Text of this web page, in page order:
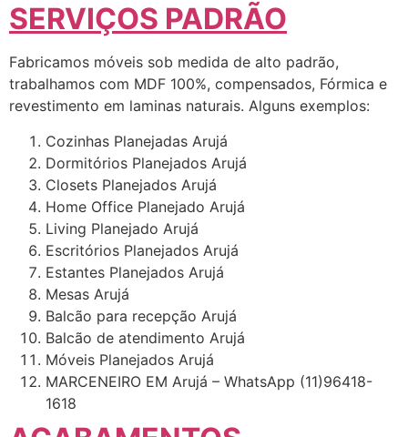
SERVIÇOS PADRÃO
Fabricamos móveis sob medida de alto padrão,
trabalhamos com MDF 100%, compensados, Fórmica e
revestimento em laminas naturais. Alguns exemplos:
Cozinhas Planejadas Arujá
Dormitórios Planejados Arujá
Closets Planejados Arujá
Home Office Planejado Arujá
Living Planejado Arujá
Escritórios Planejados Arujá
Estantes Planejados Arujá
Mesas Arujá
Balcão para recepção Arujá
Balcão de atendimento Arujá
Móveis Planejados Arujá
MARCENEIRO EM Arujá – WhatsApp (11)96418-
1618